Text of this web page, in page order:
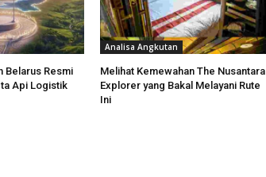
Belarus Resmi
Api Logistik
Analisa Angkutan
Melihat Kemewahan The Nusantara
Explorer yang Bakal Melayani Rute
Ini